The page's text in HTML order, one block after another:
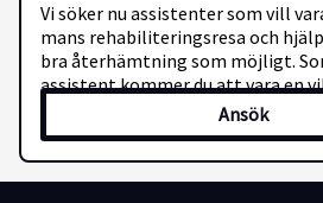
Vi söker nu assistenter som vill
mans rehabiliteringsresa och
bra återhämtning som möjligt.
assistent kommer du att vara en
dagliga liv och hans fortsatta
dig som är intresserad av att
fysiskt och mentalt i hans resa
livskvalitet.
Ansök